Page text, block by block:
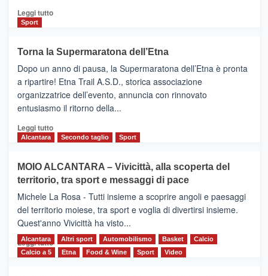
Leggi tuttoLeggi
BROOKS
SuperMaratona
dell’Etna,
presentata
l’edizione
2026
Sport
Torna la Supermaratona dell’Etna
Dopo un anno di pausa, la Supermaratona dell’Etna è pronta
a ripartire! Etna Trail A.S.D., storica associazione
organizzatrice dell’evento, annuncia con rinnovato
entusiasmo il ritorno della...
Leggi tuttoLeggi
Torna
la
Supermaratona
dell’Etna
Alcantara Secondo taglio Sport
MOIO ALCANTARA – Vivicittà, alla scoperta del
territorio, tra sport e messaggi di pace
Michele La Rosa - Tutti insieme a scoprire angoli e paesaggi
del territorio moiese, tra sport e voglia di divertirsi insieme.
Quest'anno Vivicittà ha visto...
Leggi tutto Leggi
Alcantara Altri sport Automobilismo Basket
Calcio
Calcio a 5
Etna Food & Wine Sport Video